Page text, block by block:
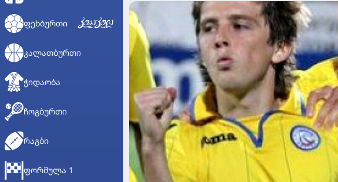
ᲤᲔᲮᲑᲣᲠᲗᲘ
ᲙᲐᲚᲐᲗᲑᲣᲠᲗᲘ
ᲭᲘᲓᲐᲝᲑᲐ
ᲩᲝᲒᲑᲣᲠᲗᲘ
ᲠᲐᲒᲑᲘ
ᲤᲝᲠᲛᲣᲚᲐ 1